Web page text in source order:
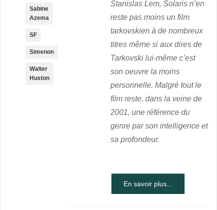
Stanislas Lem, Solaris n’en
reste pas moins un film
tarkovskien à de nombreux
titres même si aux dires de
Tarkovski lui-même c’est
son oeuvre la moins
personnelle. Malgré tout le
film reste, dans la veine de
2001, une référence du
genre par son intelligence et
sa profondeur.
En savoir plus...
Sabine
Azema
SF
Simenon
Walter
Huston